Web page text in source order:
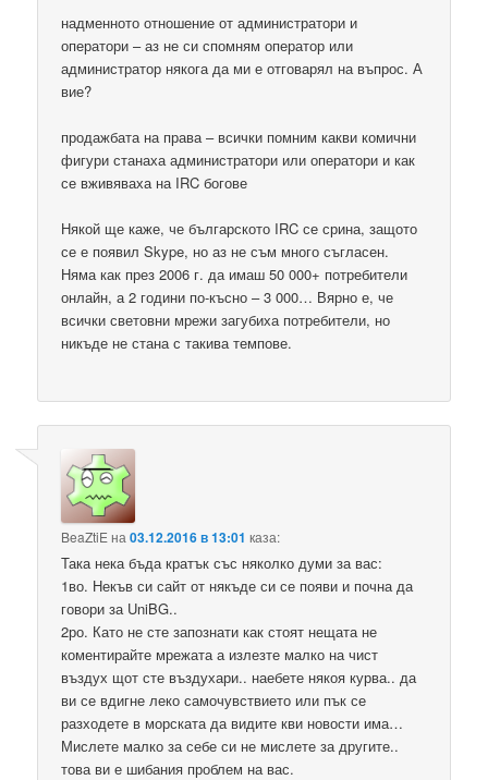
надменното отношение от администратори и
оператори – аз не си спомням оператор или
администратор някога да ми е отговарял на въпрос. А
вие?
продажбата на права – всички помним какви комични
фигури станаха администратори или оператори и как
се вживяваха на IRC богове
Някой ще каже, че българското IRC се срина, защото
се е появил Skype, но аз не съм много съгласен.
Няма как през 2006 г. да имаш 50 000+ потребители
онлайн, а 2 години по-късно – 3 000… Вярно е, че
всички световни мрежи загубиха потребители, но
никъде не стана с такива темпове.
BeaZtiE на03.12.2016 в 13:01 каза:
Така нека бъда кратък със няколко думи за вас:
1во. Некъв си сайт от някъде си се появи и почна да
говори за UniBG..
2ро. Като не сте запознати как стоят нещата не
коментирайте мрежата а излезте малко на чист
въздух щот сте въздухари.. наебете някоя курва.. да
ви се вдигне леко самочувствието или пък се
разходете в морската да видите кви новости има…
Мислете малко за себе си не мислете за другите..
това ви е шибания проблем на вас.